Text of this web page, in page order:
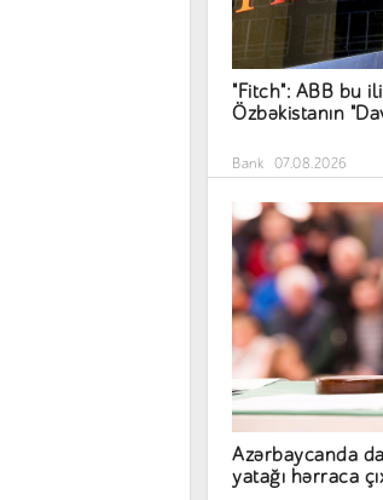
"Fitch": ABB bu
Özbəkistanın
Bank 07.08.2026
Azərbaycanda
yatağı hərraca